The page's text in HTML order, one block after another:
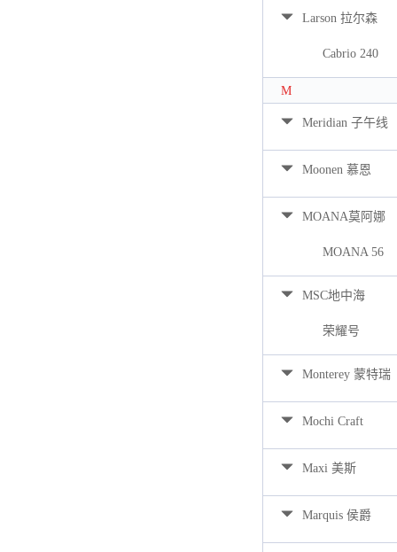
Larson 拉尔森
Cabrio 240
M
Meridian 子午线
Moonen 慕恩
MOANA莫阿娜
MOANA 56
MSC地中海
荣耀号
Monterey 蒙特瑞
Mochi Craft
Maxi 美斯
Marquis 侯爵